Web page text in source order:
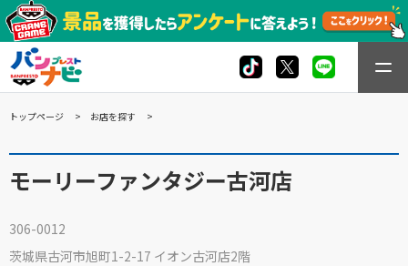
トップページ お店を探す
モーリーファンタジー古河店
306-0012
茨城県古河市旭町1-2-17 イオン古河店2階